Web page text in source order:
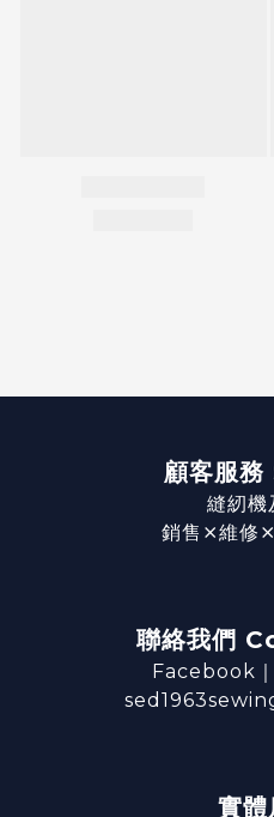
顧客服
縫紉機
銷售⨯維修
聯絡我們
Facebook ｜
實體